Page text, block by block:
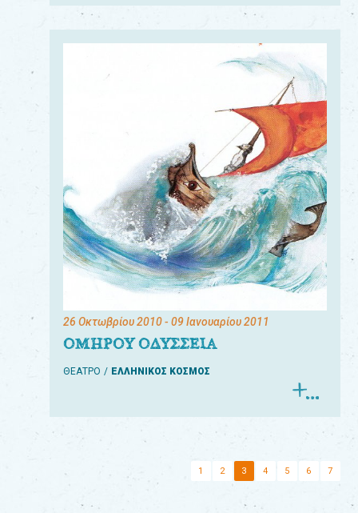
26 Οκτωβρίου 2010- 09 Ιανουαρίου 2011
ΟΜΗΡΟΥ ΟΔΥΣΣΕΙΑ
ΘΕΑΤΡΟ ΕΛΛΗΝΙΚΟΣ ΚΟΣΜΟΣ
1 2 3 4 5 6 7